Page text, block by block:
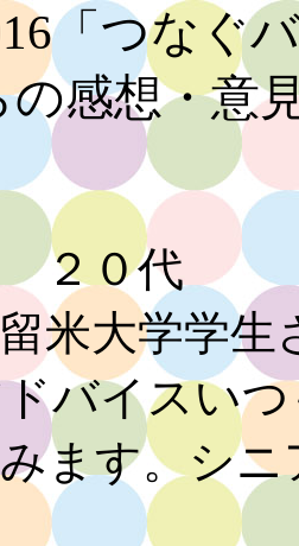
「つなぐ
感想・意
０代
学生さん
バイスい
シニアの